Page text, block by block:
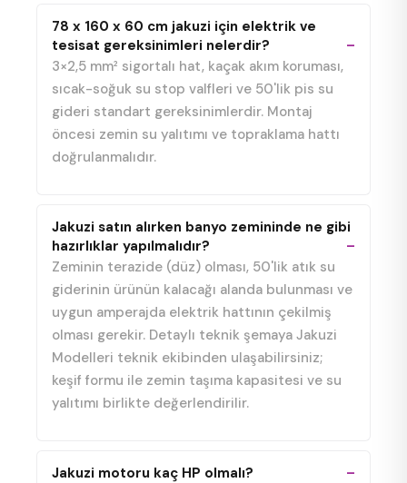
78 x 160 x 60 cm jakuzi için elektrik ve
tesisat gereksinimleri nelerdir?
3×2,5 mm² sigortalı hat, kaçak akım koruması,
sıcak-soğuk su stop valfleri ve 50'lik pis su
gideri standart gereksinimlerdir. Montaj
öncesi zemin su yalıtımı ve topraklama hattı
doğrulanmalıdır.
Jakuzi satın alırken banyo zemininde ne gibi
hazırlıklar yapılmalıdır?
Zeminin terazide (düz) olması, 50'lik atık su
giderinin ürünün kalacağı alanda bulunması ve
uygun amperajda elektrik hattının çekilmiş
olması gerekir. Detaylı teknik şemaya Jakuzi
Modelleri teknik ekibinden ulaşabilirsiniz;
keşif formu ile zemin taşıma kapasitesi ve su
yalıtımı birlikte değerlendirilir.
Jakuzi motoru kaç HP olmalı?